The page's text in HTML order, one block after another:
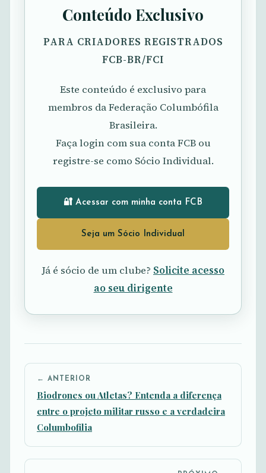
Conteúdo Exclusivo
PARA CRIADORES REGISTRADOS
FCB-BR/FCI
Este conteúdo é exclusivo para
membros da Federação Columbófila
Brasileira.
Faça login com sua conta FCB ou
registre-se como Sócio Individual.
🔐 Acessar com minha conta FCB
Seja um Sócio Individual
Já é sócio de um clube? Solicite acesso
ao seu dirigente
← ANTERIOR
Biodrones ou Atletas? Entenda a diferença
entre o projeto militar russo e a verdadeira
Columbofilia